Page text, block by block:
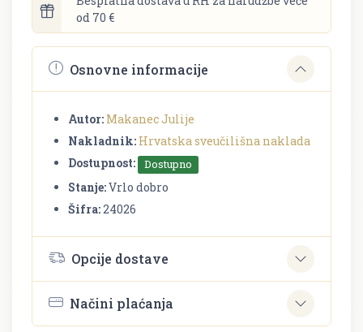
od 70 €
Osnovne informacije
Autor: Makanec Julije
Nakladnik: Hrvatska sveučilišna naklada
Dostupnost:
Dostupno
Stanje:Vrlo dobro
Šifra:24026
Opcije dostave
Načini plaćanja